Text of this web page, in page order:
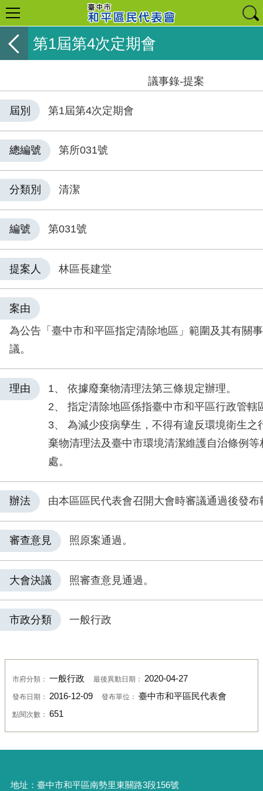
第1屆第4次定期會
議事錄-提案
屆別 第1屆第4次定期會
總編號 第所031號
分類別 清潔
編號 第031號
提案人 林區長建堂
案由
為公告「臺中市和平區指定清除地區」範圍及其有關
議。
理由
1、 依據廢棄物清理法第三條規定辦理。
2、 指定清除地區係指臺中市和平區行政管轄
3、 為減少疫病孳生，不得有違反環境衛生之
棄物清理法及臺中市環境清潔維護自治條例等
處。
辦法 由本區區民代表會召開大會時審議通過後發布
審查意見 照原案通過。
大會決議 照審查意見通過。
市政分類 一般行政
市府分類： 一般行政 最後異動日期： 2020-04-27
發布日期： 2016-12-09 發布單位： 臺中市和平區民代表會
點閱次數： 651
地址： 臺中市和平區南勢里東關路3段156號